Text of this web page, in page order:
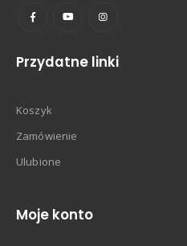
Przydatne linki
Koszyk
Zamówienie
Ulubione
Moje konto